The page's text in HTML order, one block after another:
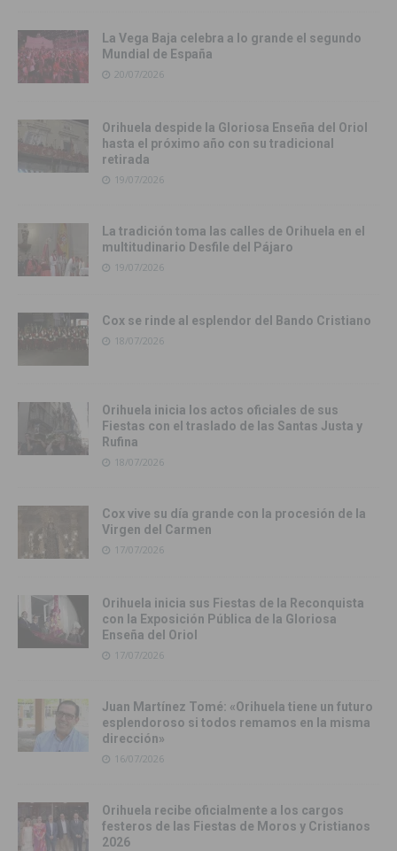
La Vega Baja celebra a lo grande el segundo
Mundial de España
20/07/2026
Orihuela despide la Gloriosa Enseña del Oriol
hasta el próximo año con su tradicional
retirada
19/07/2026
La tradición toma las calles de Orihuela en el
multitudinario Desfile del Pájaro
19/07/2026
Cox se rinde al esplendor del Bando Cristiano
18/07/2026
Orihuela inicia los actos oficiales de sus
Fiestas con el traslado de las Santas Justa y
Rufina
18/07/2026
Cox vive su día grande con la procesión de la
Virgen del Carmen
17/07/2026
Orihuela inicia sus Fiestas de la Reconquista
con la Exposición Pública de la Gloriosa
Enseña del Oriol
17/07/2026
Juan Martínez Tomé: «Orihuela tiene un futuro
esplendoroso si todos remamos en la misma
dirección»
16/07/2026
Orihuela recibe oficialmente a los cargos
festeros de las Fiestas de Moros y Cristianos
2026